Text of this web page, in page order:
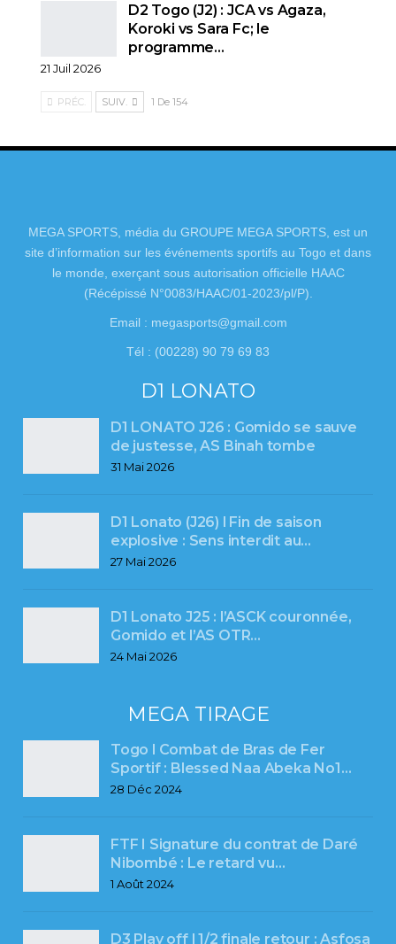
D2 Togo (J2) : JCA vs Agaza,
Koroki vs Sara Fc; le
programme…
21 Juil 2026
PRÉC. SUIV. 1 De 154
MEGA SPORTS, média du GROUPE MEGA SPORTS, est un
site d’information sur les événements sportifs au Togo et dans
le monde, exerçant sous autorisation officielle HAAC
(Récépissé N°0083/HAAC/01-2023/pl/P).
Email : megasports@gmail.com
Tél : (00228) 90 79 69 83
D1 LONATO
D1 LONATO J26 : Gomido se sauve
de justesse, AS Binah tombe
31 Mai 2026
D1 Lonato (J26) l Fin de saison
explosive : Sens interdit au…
27 Mai 2026
D1 Lonato J25 : l’ASCK couronnée,
Gomido et l’AS OTR…
24 Mai 2026
MEGA TIRAGE
Togo l Combat de Bras de Fer
Sportif : Blessed Naa Abeka No1…
28 Déc 2024
FTF I Signature du contrat de Daré
Nibombé : Le retard vu…
1 Août 2024
D3 Play off l 1/2 finale retour : Asfosa